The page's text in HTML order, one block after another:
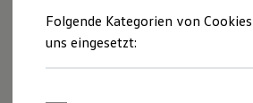
Saisonangebote
Reifenpakete
Leasing
Leasing-Angebote
Folgende Kategorien von
uns eingesetzt: